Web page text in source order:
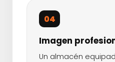
04
Imagen
Un almacén